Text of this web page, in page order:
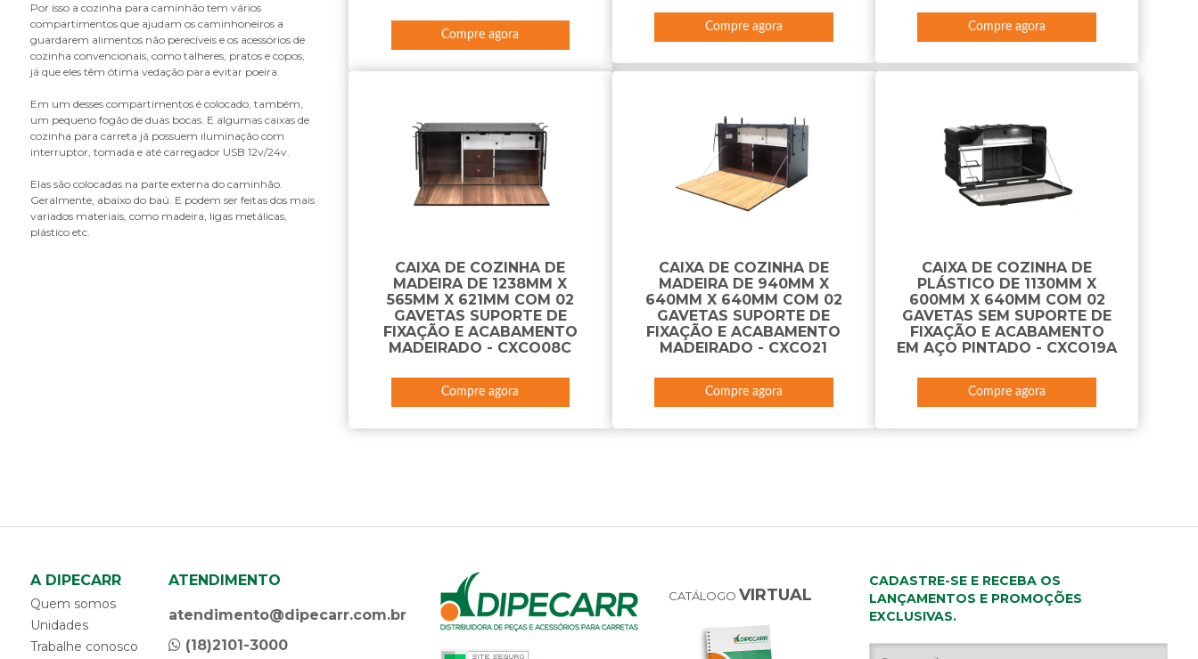
botão da trava do volante
braço de retrovisor
braco retrovisor
C
cabo da coluna de direção
cabo da fechadura
caixa de cozinha
caixa de ferramentas
caixa de som
catraca de amarração
chave de bascular cabine
cinta de amarração
cinta do parabarro
Por isso a cozinha para caminhão tem vários
compartimentos que ajudam os caminhoneiros a
guardarem alimentos não perecíveis e os acessórios de
cozinha convencionais, como talheres, pratos e copos,
já que eles têm ótima vedação para evitar poeira.
Em um desses compartimentos é colocado, também,
um pequeno fogão de duas bocas. E algumas caixas de
cozinha para carreta já possuem iluminação com
interruptor, tomada e até carregador USB 12v/24v.
Elas são colocadas na parte externa do caminhão.
Geralmente, abaixo do baú. E podem ser feitas dos mais
variados materiais, como madeira, ligas metálicas,
plástico etc.
Compre agora
Compre agora Compre agora
CAIXA DE COZINHA DE
MADEIRA DE 1238MM X
565MM X 621MM COM 02
GAVETAS SUPORTE DE
FIXAÇÃO E ACABAMENTO
MADEIRADO - CXCO08C
Compre agora
CAIXA DE COZINHA DE
MADEIRA DE 940MM X
640MM X 640MM COM 02
GAVETAS SUPORTE DE
FIXAÇÃO E ACABAMENTO
MADEIRADO - CXCO21
Compre agora
CAIXA DE COZINHA DE
PLÁSTICO DE 1130MM X
600MM X 640MM COM 02
GAVETAS SEM SUPORTE DE
FIXAÇÃO E ACABAMENTO
EM AÇO PINTADO - CXCO19A
Compre agora
A DIPECARR
Quem somos
Unidades
Trabalhe conosco
ATENDIMENTO
atendimento@dipecarr.com.br
(18)2101-3000
CATÁLOGO VIRTUAL
CADASTRE-SE E RECEBA OS
LANÇAMENTOS E PROMOÇÕES
EXCLUSIVAS.